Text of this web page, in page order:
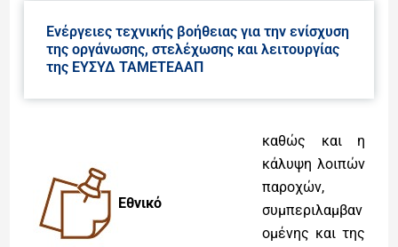
Ενέργειες τεχνικής βοήθειας για την ενίσχυση
της οργάνωσης, στελέχωσης και λειτουργίας
της ΕΥΣΥΔ ΤΑΜΕΤΕΑΑΠ
Εθνικό
καθώς και η
κάλυψη λοιπών
παροχών,
συμπεριλαμβαν
ομένης και της